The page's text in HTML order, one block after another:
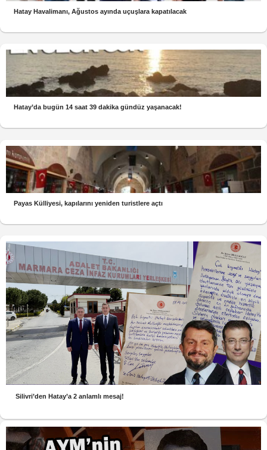
Hatay Havalimanı, Ağustos ayında uçuşlara kapatılacak
Hatay’da bugün 14 saat 39 dakika gündüz yaşanacak!
Payas Külliyesi, kapılarını yeniden turistlere açtı
Silivri’den Hatay’a 2 anlamlı mesaj!